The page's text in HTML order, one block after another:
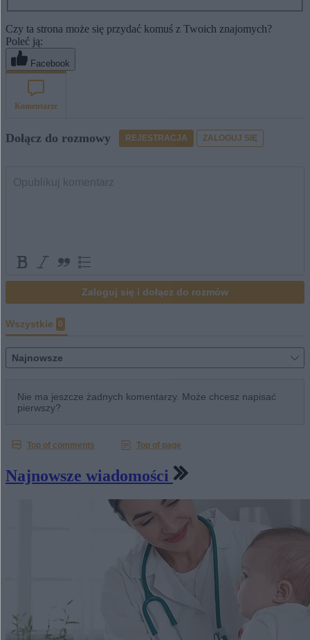
Czy ta strona może się przydać komuś z Twoich znajomych?
Poleć ją:
Facebook
Najnowsze wiadomości